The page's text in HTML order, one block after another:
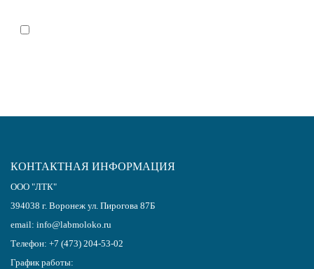
КОНТАКТНАЯ ИНФОРМАЦИЯ
ООО "ЛТК"
394038 г. Воронеж ул. Пирогова 87Б
email: info@labmoloko.ru
Телефон: +7 (473) 204-53-02
График работы: